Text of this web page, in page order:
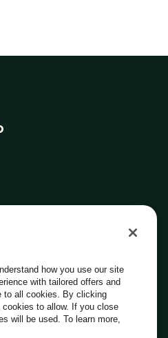
Italiano
how you use our site
with tailored offers and
to all cookies. By clicking
cookies to allow. If you close
will be used. To learn more,